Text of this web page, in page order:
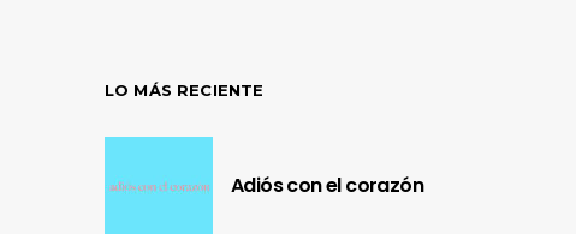
LO MÁS RECIENTE
Adiós con el corazón